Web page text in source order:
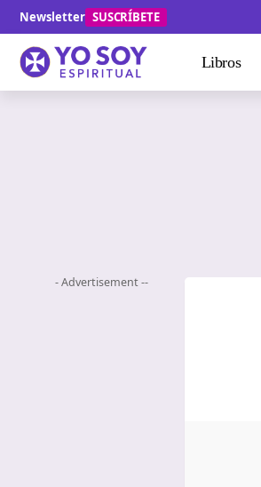
Newsletter SUSCRÍBETE
Libros
- Advertisement --